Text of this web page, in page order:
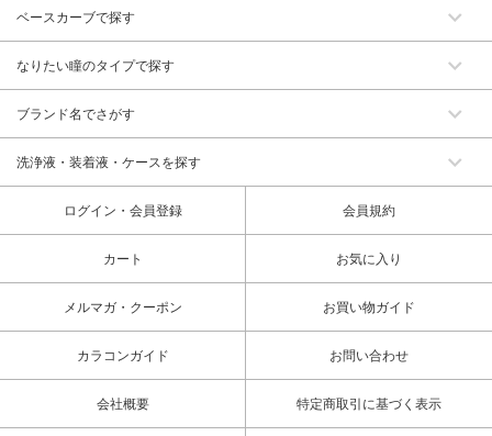
ベースカーブで探す
なりたい瞳のタイプで探す
ブランド名でさがす
洗浄液・装着液・ケースを探す
ログイン・会員登録 会員規約
カート お気に入り
メルマガ・クーポン お買い物ガイド
カラコンガイド お問い合わせ
会社概要 特定商取引に基づく表示